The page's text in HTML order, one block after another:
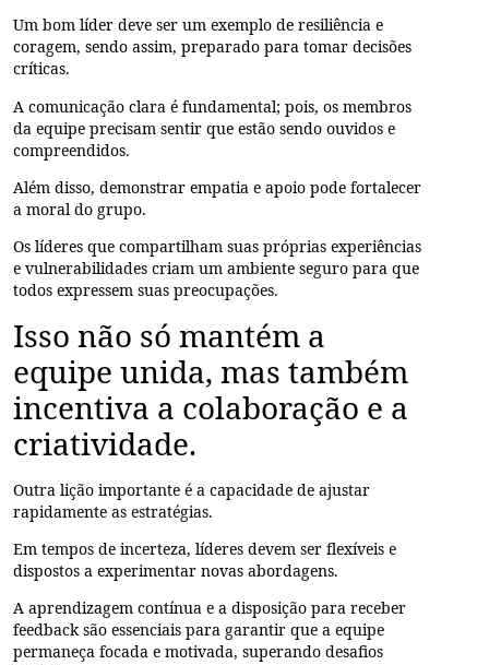
Um bom líder deve ser um exemplo deresiliência e
coragem, sendo assim, preparado para tomar decisões
críticas.
Acomunicação clara é fundamental; pois, os membros
da equipe precisam sentir que estão sendo ouvidos e
compreendidos.
Além disso, demonstrarempatia e apoio pode fortalecer
a moral do grupo.
Os líderes que compartilham suas próprias experiências
e vulnerabilidades criam um ambiente seguro para que
todos expressem suas preocupações.
Isso não só mantém a
equipe unida, mas também
incentiva a colaboração e a
criatividade.
Outra lição importante é a capacidade deajustar
rapidamente as estratégias.
Em tempos de incerteza, líderes devem serflexíveis e
dispostos a experimentar novas abordagens.
Aaprendizagem contínua e a disposição para receber
feedback são essenciais para garantir que a equipe
permaneça focada e motivada, superando desafios